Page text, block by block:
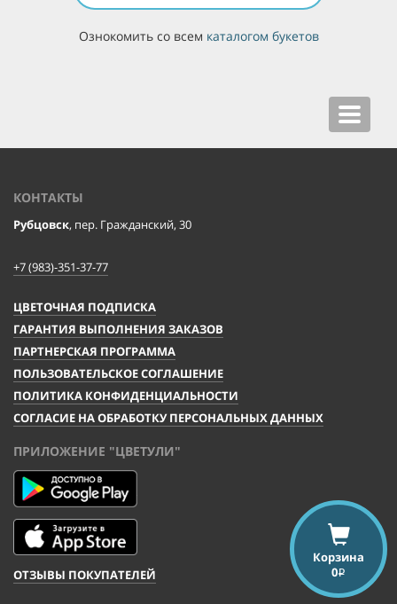
Ознокомить со всем каталогом букетов
Toggle
КОНТАКТЫ
Рубцовск, пер. Гражданский, 30
+7 (983)-351-37-77
ЦВЕТОЧНАЯ ПОДПИСКА
ГАРАНТИЯ ВЫПОЛНЕНИЯ ЗАКАЗОВ
ПАРТНЕРСКАЯ ПРОГРАММА
ПОЛЬЗОВАТЕЛЬСКОЕ СОГЛАШЕНИЕ
ПОЛИТИКА КОНФИДЕНЦИАЛЬНОСТИ
СОГЛАСИЕ НА ОБРАБОТКУ ПЕРСОНАЛЬНЫХ ДАННЫХ
ПРИЛОЖЕНИЕ "ЦВЕТУЛИ"
ОТЗЫВЫ ПОКУПАТЕЛЕЙ
Корзина
0i